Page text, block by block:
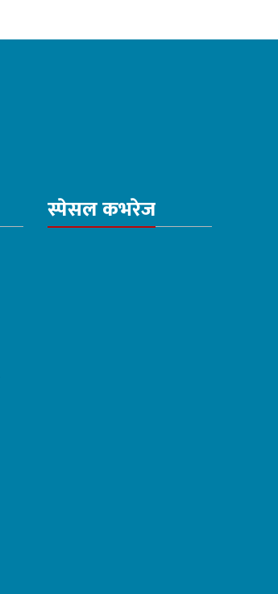
स्पेसल कभरेज